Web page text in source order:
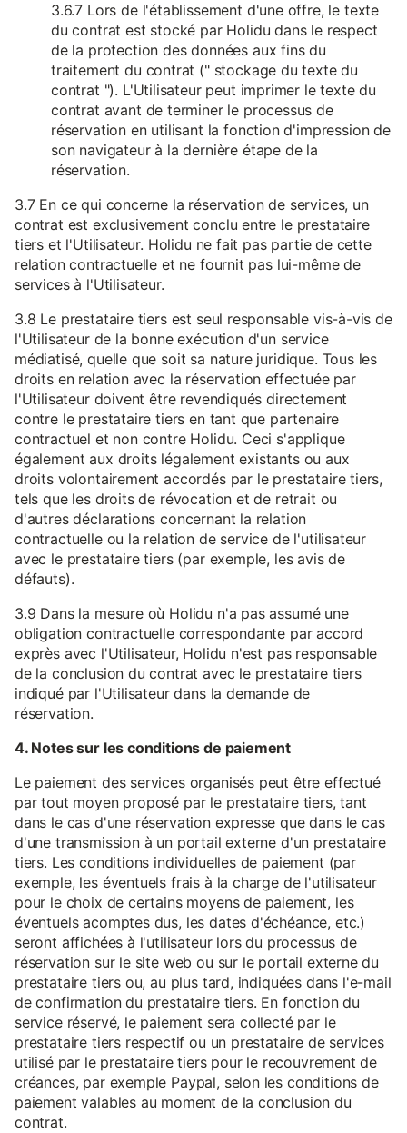
3.6.7 Lors de l'établissement d'une offre, le texte
du contrat est stocké par Holidu dans le respect
de la protection des données aux fins du
traitement du contrat (" stockage du texte du
contrat "). L'Utilisateur peut imprimer le texte du
contrat avant de terminer le processus de
réservation en utilisant la fonction d'impression de
son navigateur à la dernière étape de la
réservation.
3.7 En ce qui concerne la réservation de services, un
contrat est exclusivement conclu entre le prestataire
tiers et l'Utilisateur. Holidu ne fait pas partie de cette
relation contractuelle et ne fournit pas lui-même de
services à l'Utilisateur.
3.8 Le prestataire tiers est seul responsable vis-à-vis de
l'Utilisateur de la bonne exécution d'un service
médiatisé, quelle que soit sa nature juridique. Tous les
droits en relation avec la réservation effectuée par
l'Utilisateur doivent être revendiqués directement
contre le prestataire tiers en tant que partenaire
contractuel et non contre Holidu. Ceci s'applique
également aux droits légalement existants ou aux
droits volontairement accordés par le prestataire tiers,
tels que les droits de révocation et de retrait ou
d'autres déclarations concernant la relation
contractuelle ou la relation de service de l'utilisateur
avec le prestataire tiers (par exemple, les avis de
défauts).
3.9 Dans la mesure où Holidu n'a pas assumé une
obligation contractuelle correspondante par accord
exprès avec l'Utilisateur, Holidu n'est pas responsable
de la conclusion du contrat avec le prestataire tiers
indiqué par l'Utilisateur dans la demande de
réservation.
4. Notes sur les conditions de paiement
Le paiement des services organisés peut être effectué
par tout moyen proposé par le prestataire tiers, tant
dans le cas d'une réservation expresse que dans le cas
d'une transmission à un portail externe d'un prestataire
tiers. Les conditions individuelles de paiement (par
exemple, les éventuels frais à la charge de l'utilisateur
pour le choix de certains moyens de paiement, les
éventuels acomptes dus, les dates d'échéance, etc.)
seront affichées à l'utilisateur lors du processus de
réservation sur le site web ou sur le portail externe du
prestataire tiers ou, au plus tard, indiquées dans l'e-mail
de confirmation du prestataire tiers. En fonction du
service réservé, le paiement sera collecté par le
prestataire tiers respectif ou un prestataire de services
utilisé par le prestataire tiers pour le recouvrement de
créances, par exemple Paypal, selon les conditions de
paiement valables au moment de la conclusion du
contrat.